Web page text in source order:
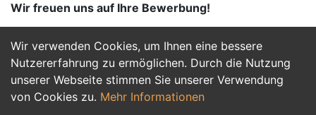
Wir verwenden Cookies, um Ihnen eine bessere
Nutzererfahrung zu ermöglichen. Durch die Nutzung
unserer Webseite stimmen Sie unserer Verwendung
von Cookies zu. Mehr Informationen
Wir freuen uns auf Ihre Bewerbung!
Jetzt Bewerben